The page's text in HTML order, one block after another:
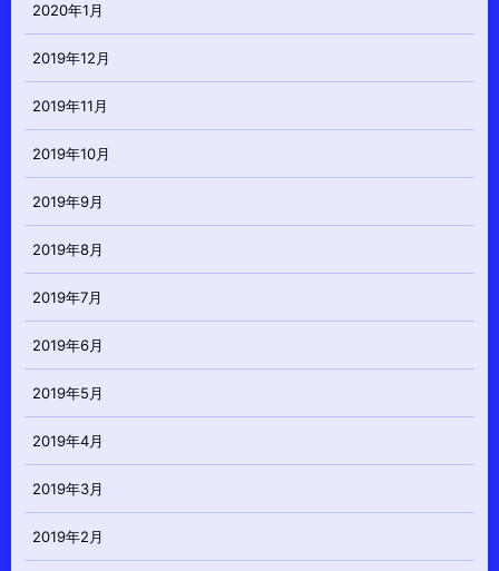
2020年1月
2019年12月
2019年11月
2019年10月
2019年9月
2019年8月
2019年7月
2019年6月
2019年5月
2019年4月
2019年3月
2019年2月